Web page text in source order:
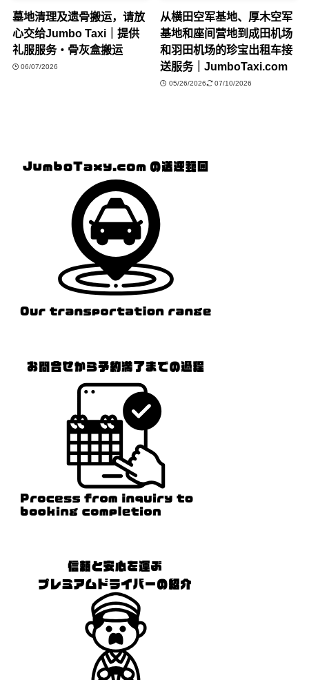
墓地清理及遗骨搬运，请放
心交给Jumbo Taxi｜提供
礼服服务・骨灰盒搬运
06/07/2026
从横田空军基地、厚木空军
基地和座间营地到成田机场
和羽田机场的珍宝出租车接
送服务｜JumboTaxi.com
05/26/2026 07/10/2026